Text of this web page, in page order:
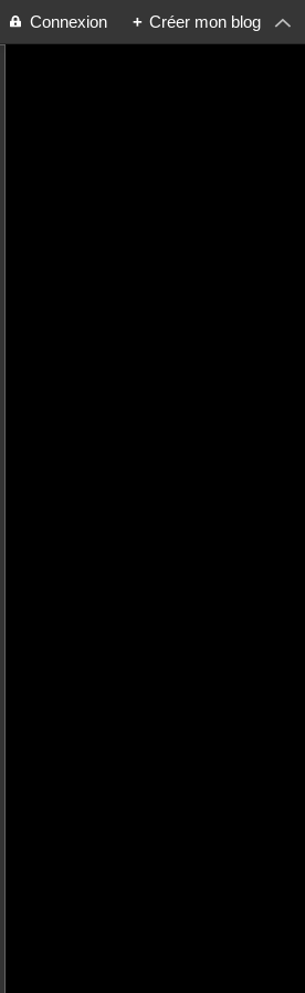
Connexion + Créer mon blog